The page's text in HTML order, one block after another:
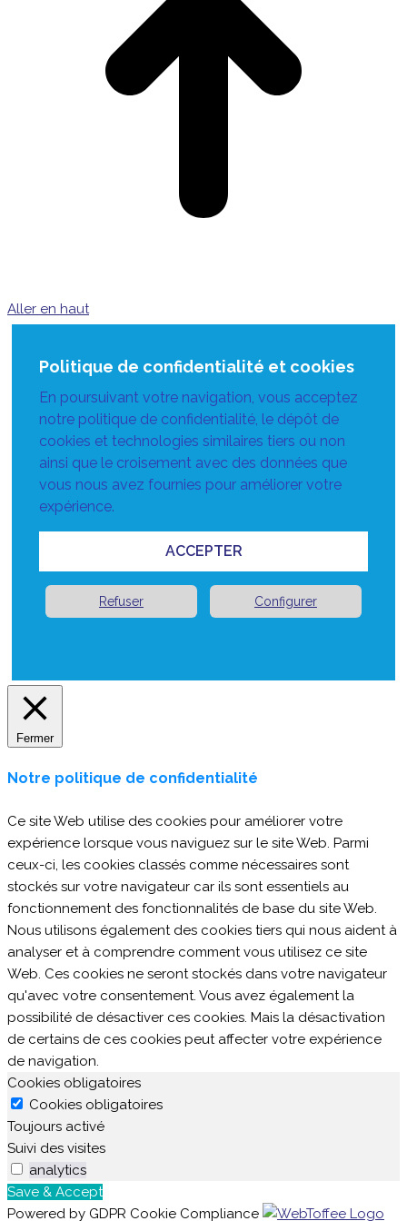
Aller en haut
Politique de confidentialité et cookies
En poursuivant votre navigation, vous acceptez
notre politique de confidentialité, le dépôt de
cookies et technologies similaires tiers ou non
ainsi que le croisement avec des données que
vous nous avez fournies pour améliorer votre
expérience.
ACCEPTER
Refuser Configurer
Fermer
Notre politique de confidentialité
Ce site Web utilise des cookies pour améliorer votre
expérience lorsque vous naviguez sur le site Web. Parmi
ceux-ci, les cookies classés comme nécessaires sont
stockés sur votre navigateur car ils sont essentiels au
fonctionnement des fonctionnalités de base du site Web.
Nous utilisons également des cookies tiers qui nous aident à
analyser et à comprendre comment vous utilisez ce site
Web. Ces cookies ne seront stockés dans votre navigateur
qu'avec votre consentement. Vous avez également la
possibilité de désactiver ces cookies. Mais la désactivation
de certains de ces cookies peut affecter votre expérience
de navigation.
Cookies obligatoires
Cookies obligatoires
Toujours activé
Suivi des visites
analytics
Save & Accept
Powered by GDPR Cookie Compliance